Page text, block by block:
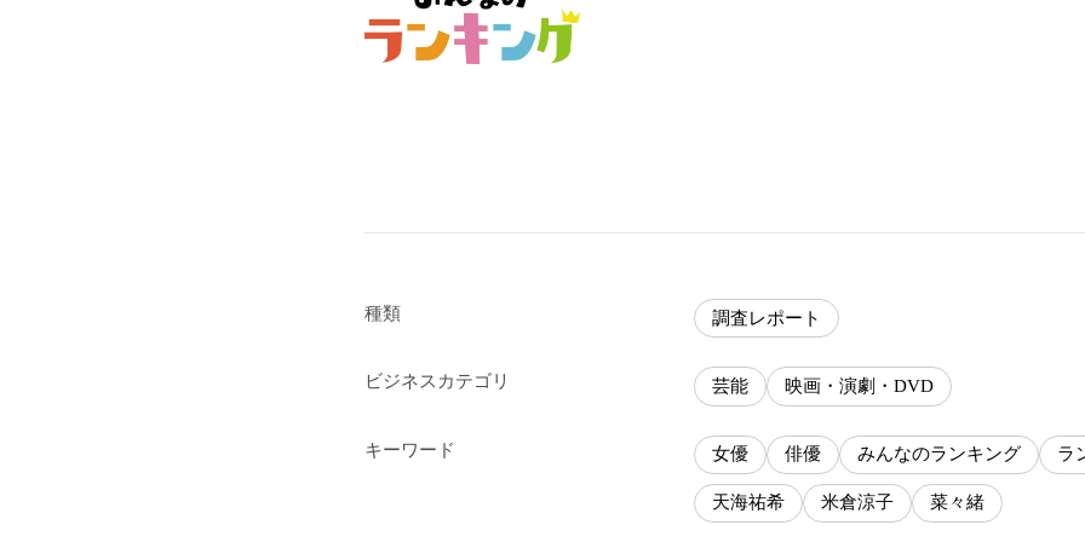
種類 調査レポート
ビジネスカテゴリ 芸能 映画・演劇・DVD
キーワード 女優 俳優 みんなのランキング ラ
天海祐希 米倉涼子 菜々緒